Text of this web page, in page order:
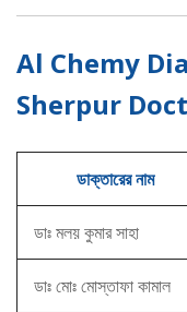
Al Chemy
Sherpur
ডাক্তারের নাম
ডাঃ মলয় কুমার সাহা
ডাঃ মোঃ মোস্তাফা কামাল